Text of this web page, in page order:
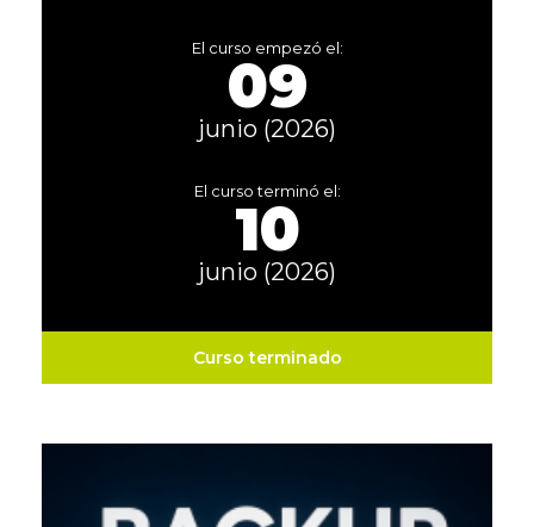
El curso empezó el:
09
junio (2026)
El curso terminó el:
10
junio (2026)
Curso terminado